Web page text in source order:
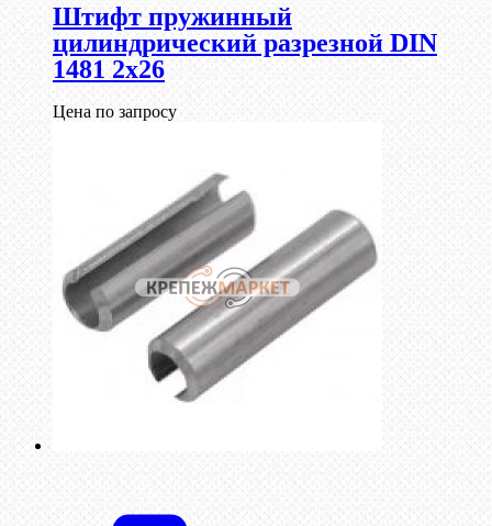
Штифт пружинный
цилиндрический разрезной DIN
1481 2х26
Цена по запросу